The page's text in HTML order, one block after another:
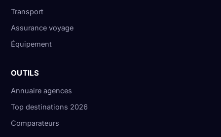
Transport
Assurance voyage
Équipement
OUTILS
Annuaire agences
Top destinations 2026
Comparateurs